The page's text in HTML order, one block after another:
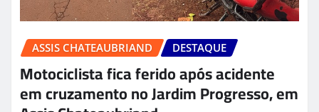
ASSIS CHATEAUBRIAND DESTAQUE
Motociclista fica ferido após acidente
em cruzamento no Jardim Progresso, em